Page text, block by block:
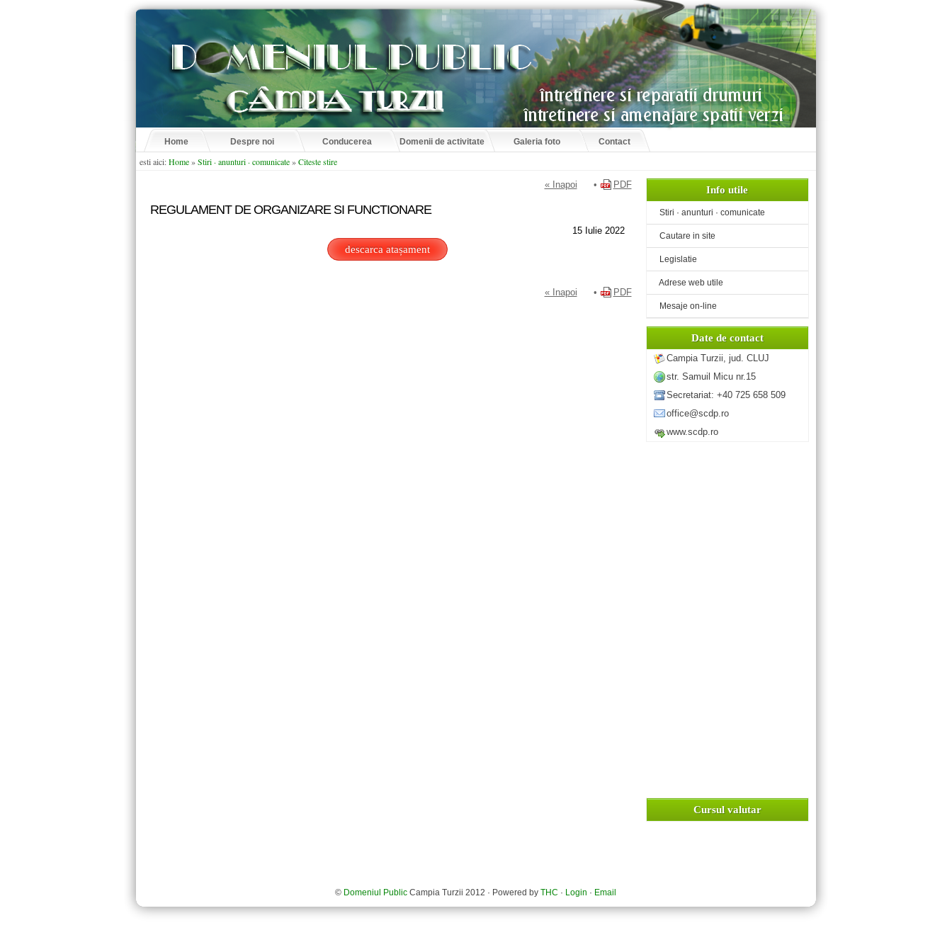
Home Despre noi Conducerea Domenii de activitate Galeria foto Contact
esti aici:Home»Stiri · anunturi · comunicate»Citeste stire
« Inapoi • PDF
REGULAMENT DE ORGANIZARE SI FUNCTIONARE
15 Iulie 2022
descarca atașament
« Inapoi • PDF
Info utile
Stiri · anunturi · comunicate
Cautare in site
Legislatie
Adrese web utile
Mesaje on-line
Date de contact
Campia Turzii, jud. CLUJ
str. Samuil Micu nr.15
Secretariat: +40 725 658 509
office@scdp.ro
www.scdp.ro
Cursul valutar
© Domeniul Public Campia Turzii 2012 · Powered by THC · Login · Email